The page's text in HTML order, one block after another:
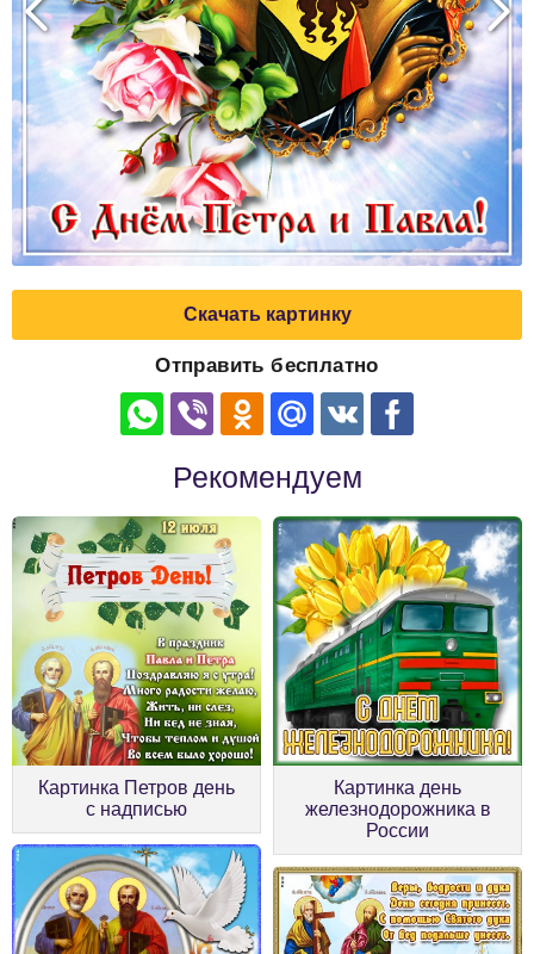
Скачать картинку
Отправить бесплатно
Рекомендуем
Картинка Петров день
с надписью
Картинка день
железнодорожника в
России